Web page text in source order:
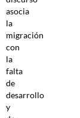
asocia
la
migración
con
la
falta
de
desarrollo
y